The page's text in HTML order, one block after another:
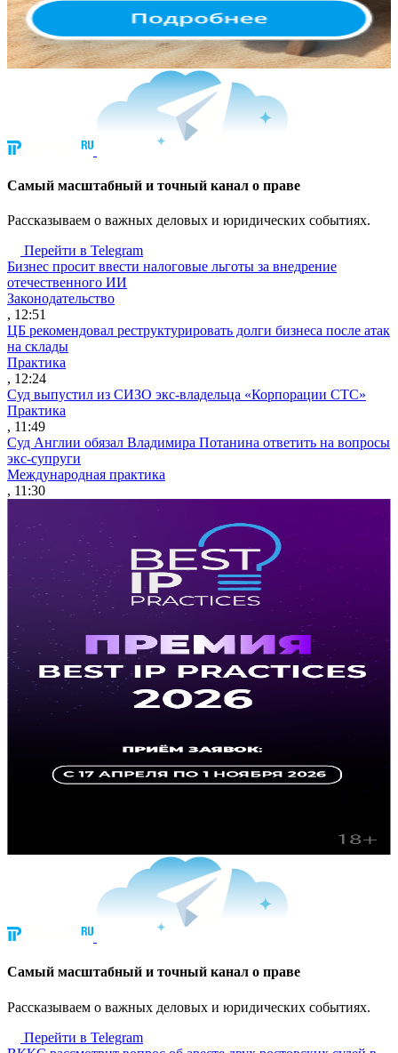
Cамый масштабный и точный канал о праве
Рассказываем о важных деловых и юридических событиях.
Перейти в Telegram
Бизнес просит ввести налоговые льготы за внедрение
отечественного ИИ
Законодательство
, 12:51
ЦБ рекомендовал реструктурировать долги бизнеса после атак
на склады
Практика
, 12:24
Суд выпустил из СИЗО экс-владельца «Корпорации СТС»
Практика
, 11:49
Суд Англии обязал Владимира Потанина ответить на вопросы
экс-супруги
Международная практика
, 11:30
Cамый масштабный и точный канал о праве
Рассказываем о важных деловых и юридических событиях.
Перейти в Telegram